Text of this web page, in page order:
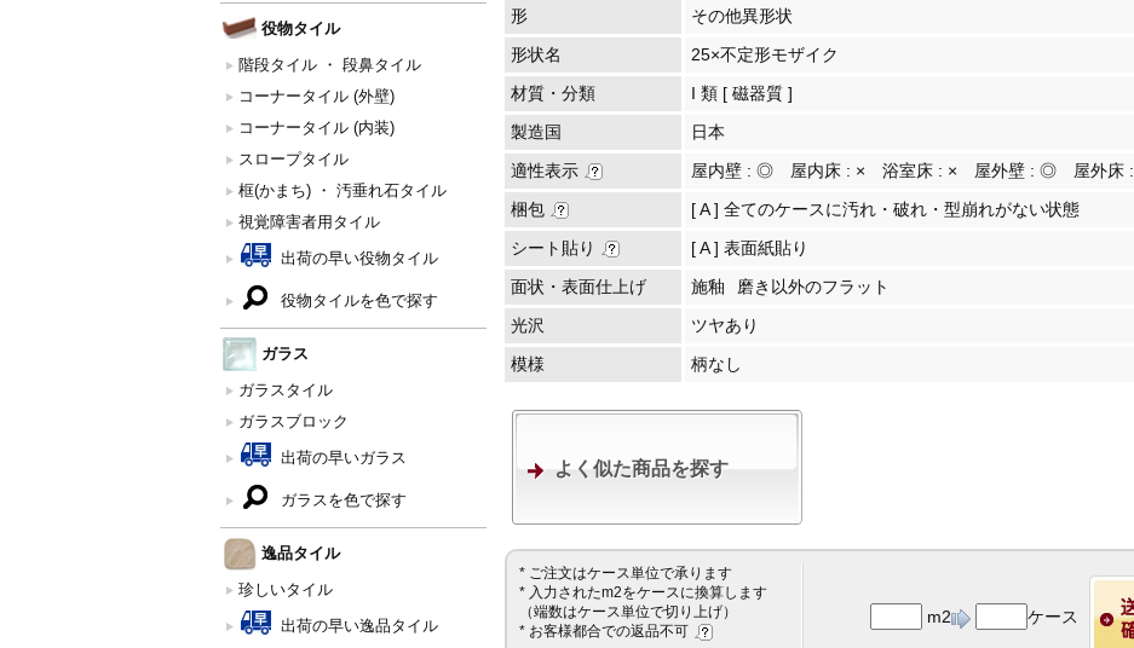
役物タイル
階段タイル ・ 段鼻タイル
コーナータイル (外壁)
コーナータイル (内装)
スロープタイル
框(かまち) ・ 汚垂れ石タイル
視覚障害者用タイル
出荷の早い役物タイル
役物タイルを色で探す
ガラス
ガラスタイル
ガラスブロック
出荷の早いガラス
ガラスを色で探す
逸品タイル
珍しいタイル
出荷の早い逸品タイル
形
その他異形状
形状名
25×不定形モザイク
材質・分類
I 類 [ 磁器質 ]
製造国
日本
適性表示
屋内壁 : ◎ 屋内床 : × 浴室床 : × 屋外壁 : ◎ 屋外床 :
梱包
[ A ] 全てのケースに汚れ・破れ・型崩れがない状態
シート貼り
[ A ] 表面紙貼り
面状・表面仕上げ
施釉
磨き以外のフラット
光沢
ツヤあり
模様
柄なし
よく似た商品を探す
* ご注文はケース単位で承ります
* 入力されたm2をケースに換算します
（端数はケース単位で切り上げ）
* お客様都合での返品不可
m2 ケース